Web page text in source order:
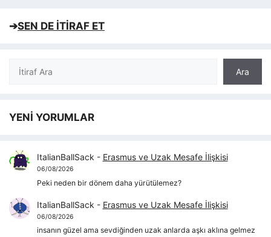
➔SEN DE İTİRAF ET
Ara
Ara
YENİ YORUMLAR
ItalianBallSack - Erasmus ve Uzak Mesafe İlişkisi
06/08/2026
Peki neden bir dönem daha yürütülemez?
ItalianBallSack - Erasmus ve Uzak Mesafe İlişkisi
06/08/2026
insanın güzel ama sevdiğinden uzak anlarda aşkı aklına gelmez